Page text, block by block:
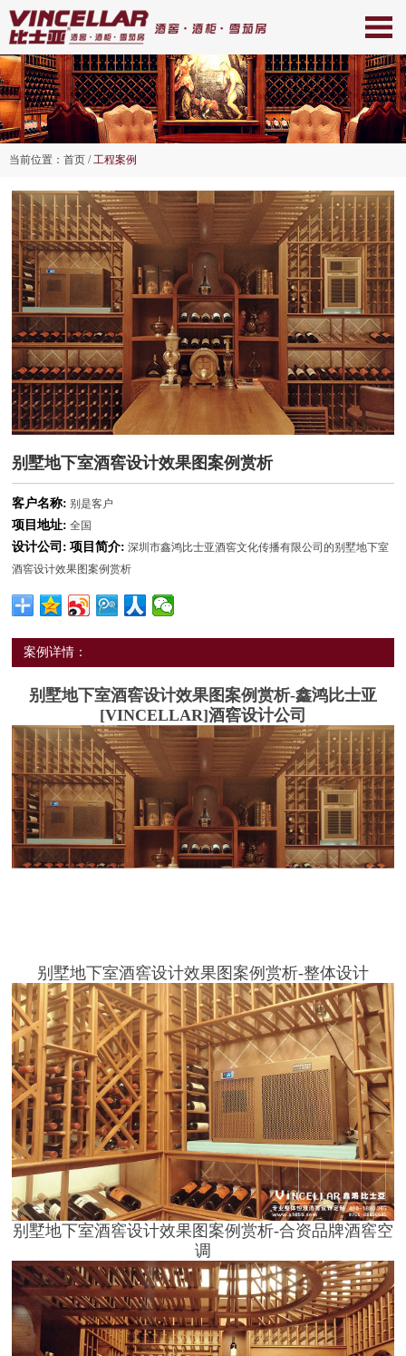
当前位置： 首页 /工程案例
别墅地下室酒窖设计效果图案例赏析
客户名称: 别是客户
项目地址: 全国
设计公司: 项目简介: 深圳市鑫鸿比士亚酒窖文化传播有限公司的别墅地下室
酒窖设计效果图案例赏析
案例详情：
别墅地下室酒窖设计效果图案例赏析-鑫鸿比士亚
[VINCELLAR]酒窖设计公司
别墅地下室酒窖设计效果图案例赏析-整体设计
别墅地下室酒窖设计效果图案例赏析-合资品牌酒窖空
调